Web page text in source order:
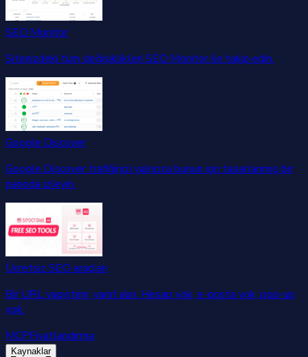
SEO Monitor
Sitenizdeki tüm değişiklikleri SEO Monitor ile takip edin.
Google Discover
Google Discover trafiğinizi yalnızca bunun için tasarlanmış bir
panoda izleyin.
Ücretsiz SEO araçları
Bir URL yapıştırın, yanıt alın. Hesap yok, e-posta yok, pop-up
yok.
MCPFiyatlandırma
Kaynaklar